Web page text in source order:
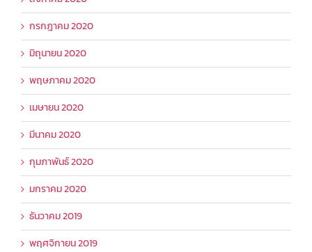
กรกฎาคม 2020
มิถุนายน 2020
พฤษภาคม 2020
เมษายน 2020
มีนาคม 2020
กุมภาพันธ์ 2020
มกราคม 2020
ธันวาคม 2019
พฤศจิกายน 2019